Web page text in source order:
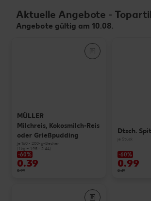
Aktuelle Angebote -
Angebote gültig am 10.08.
MÜLLER
Milchreis, Kokosmilch-Reis
oder Grießpudding
je 160 - 200-g-Becher
(1 kg = 1.95 - 2.44)
-60%
0.39
0.99
Dtsch.
je Stück
-60%
0.99
2.49